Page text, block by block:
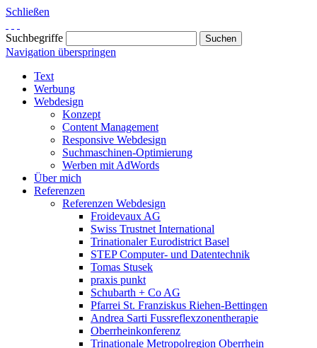
Schließen
Suchbegriffe
Navigation überspringen
Text
Werbung
Webdesign
Konzept
Content Management
Responsive Webdesign
Suchmaschinen-Optimierung
Werben mit AdWords
Über mich
Referenzen
Referenzen Webdesign
Froidevaux AG
Swiss Trustnet International
Trinationaler Eurodistrict Basel
STEP Computer- und Datentechnik
Tomas Stusek
praxis punkt
Schubarth + Co AG
Pfarrei St. Franziskus Riehen-Bettingen
Andrea Sarti Fussreflexzonentherapie
Oberrheinkonferenz
Trinationale Metropolregion Oberrhein